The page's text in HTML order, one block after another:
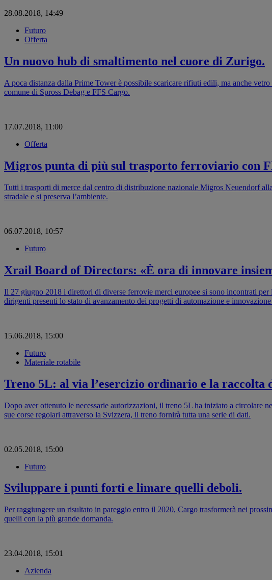
28.08.2018, 14:49
Futuro
Offerta
Un nuovo hub di smaltimento nel cuore di Zurigo.
A poca distanza dalla Prime Tower è possibile scaricare rifiuti edili, ma anche
comune di Spross Debag e FFS Cargo.
17.07.2018, 11:00
Offerta
Migros punta di più sul trasporto ferroviario con
Tutti i trasporti di merce dal centro di distribuzione nazionale Migros Neuendorf
stradale e si preserva l’ambiente.
06.07.2018, 10:57
Futuro
Xrail Board of Directors: «È ora di innovare
Il 27 giugno 2018 i direttori di diverse ferrovie merci europee si sono incontrati
dirigenti presenti lo stato di avanzamento dei progetti di automazione e
15.06.2018, 15:00
Futuro
Materiale rotabile
Treno 5L: al via l’esercizio ordinario e la raccolta
Dopo aver ottenuto le necessarie autorizzazioni, il treno 5L ha iniziato a circolare
sue corse regolari attraverso la Svizzera, il treno fornirà tutta una serie di dati.
02.05.2018, 15:00
Futuro
Sviluppare i punti forti e limare quelli deboli.
Per raggiungere un risultato in pareggio entro il 2020, Cargo trasformerà nei
quelli con la più grande domanda.
23.04.2018, 15:01
Azienda